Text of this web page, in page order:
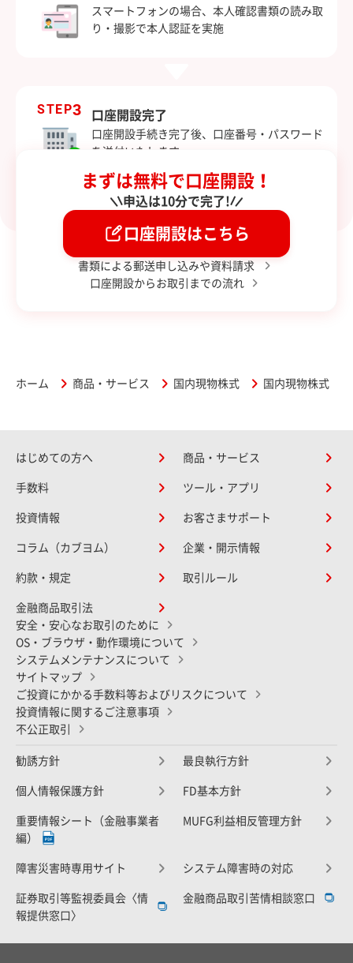
スマートフォンの場合、本人確認書類の読み取
り・撮影で本人認証を実施
STEP3 口座開設完了
口座開設手続き完了後、口座番号・パスワード
を送付いたします。
まずは無料で口座開設！
申込は10分で完了!
口座開設はこちら
書類による郵送申し込みや資料請求
口座開設からお取引までの流れ
ホーム 商品・サービス 国内現物株式 国内現物株式 お
はじめての方へ 商品・サービス
手数料 ツール・アプリ
投資情報 お客さまサポート
コラム（カブヨム） 企業・開示情報
約款・規定 取引ルール
金融商品取引法
安全・安心なお取引のために
OS・ブラウザ・動作環境について
システムメンテナンスについて
サイトマップ
ご投資にかかる手数料等およびリスクについて
投資情報に関するご注意事項
不公正取引
勧誘方針 最良執行方針
個人情報保護方針 FD基本方針
重要情報シート（金融事業者
編）
MUFG利益相反管理方針
障害災害時専用サイト システム障害時の対応
証券取引等監視委員会〈情
報提供窓口〉
金融商品取引苦情相談窓口